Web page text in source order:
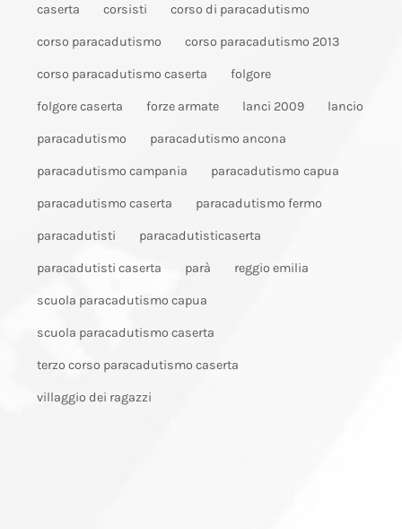
caserta corsisti corso di paracadutismo
corso paracadutismo corso paracadutismo 2013
corso paracadutismo caserta folgore
folgore caserta forze armate lanci 2009 lancio
paracadutismo paracadutismo ancona
paracadutismo campania paracadutismo capua
paracadutismo caserta paracadutismo fermo
paracadutisti paracadutisticaserta
paracadutisti caserta parà reggio emilia
scuola paracadutismo capua
scuola paracadutismo caserta
terzo corso paracadutismo caserta
villaggio dei ragazzi